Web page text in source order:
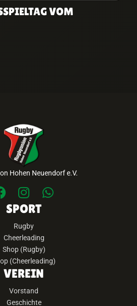
VOM
Hohen Neuendorf e.V.
SPORT
Rugby
Cheerleading
Shop (Rugby)
(Cheerleading)
VEREIN
Vorstand
Geschichte